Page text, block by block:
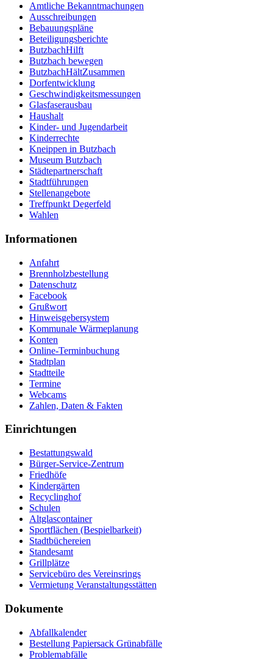
Amtliche Bekanntmachungen
Ausschreibungen
Bebauungspläne
Beteiligungsberichte
ButzbachHilft
Butzbach bewegen
ButzbachHältZusammen
Dorfentwicklung
Geschwindigkeitsmessungen
Glasfaserausbau
Haushalt
Kinder- und Jugendarbeit
Kinderrechte
Kneippen in Butzbach
Museum Butzbach
Städtepartnerschaft
Stadtführungen
Stellenangebote
Treffpunkt Degerfeld
Wahlen
Informationen
Anfahrt
Brennholzbestellung
Datenschutz
Facebook
Grußwort
Hinweisgebersystem
Kommunale Wärmeplanung
Konten
Online-Terminbuchung
Stadtplan
Stadtteile
Termine
Webcams
Zahlen, Daten & Fakten
Einrichtungen
Bestattungswald
Bürger-Service-Zentrum
Friedhöfe
Kindergärten
Recyclinghof
Schulen
Altglascontainer
Sportflächen (Bespielbarkeit)
Stadtbüchereien
Standesamt
Grillplätze
Servicebüro des Vereinsrings
Vermietung Veranstaltungsstätten
Dokumente
Abfallkalender
Bestellung Papiersack Grünabfälle
Problemabfälle